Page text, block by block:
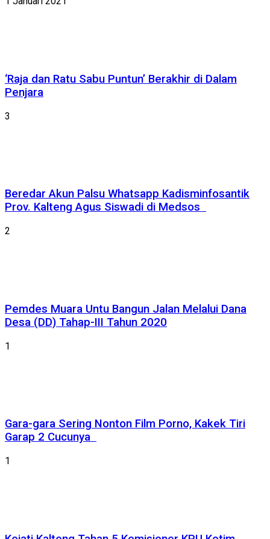
‘Raja dan Ratu Sabu Puntun’ Berakhir di Dalam
Penjara
3
Beredar Akun Palsu Whatsapp Kadisminfosantik
Prov. Kalteng Agus Siswadi di Medsos
2
Pemdes Muara Untu Bangun Jalan Melalui Dana
Desa (DD) Tahap-III Tahun 2020
1
Gara-gara Sering Nonton Film Porno, Kakek Tiri
Garap 2 Cucunya
1